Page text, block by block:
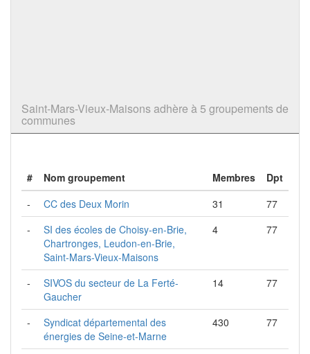
Saint-Mars-Vieux-Maisons adhère à 5 groupements de
communes
# Nom groupement Membres
Dpt
-
CC des Deux Morin 31
77
-
SI des écoles de Choisy-en-Brie,
Chartronges, Leudon-en-Brie,
Saint-Mars-Vieux-Maisons
4 77
-
SIVOS du secteur de La Ferté-
Gaucher
14 77
-
Syndicat départemental des
énergies de Seine-et-Marne
430 77